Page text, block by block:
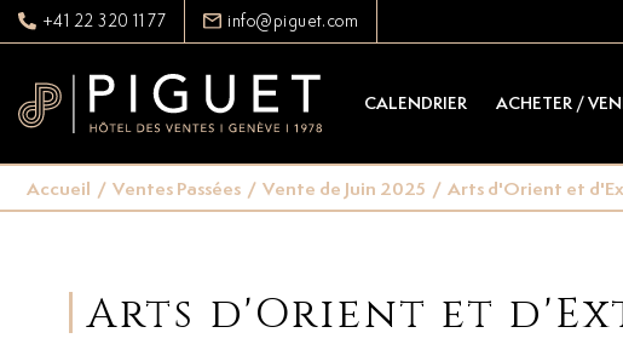
+41 22 320 11 77 info@piguet.com
CALENDRIER ACHETER /
Accueil / Ventes Passées / Vente de Juin 2025 / Arts d'Orient et
Arts d'Orient et